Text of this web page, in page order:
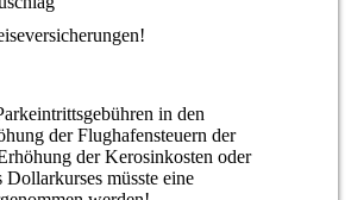
in den
der Flughafensteuern der
der Kerosinkosten oder
müsste eine